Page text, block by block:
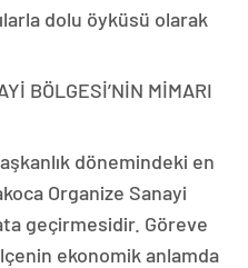
dolu öyküsü olarak
BÖLGESİ’NİN MİMARI
dönemindeki en
Organize Sanayi
geçirmesidir. Göreve
ekonomik anlamda